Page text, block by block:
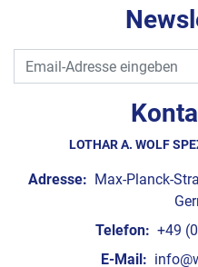
LOTHAR A. WOLF
Adresse: Max-Planck-
Telefon: +49
E-Mail: